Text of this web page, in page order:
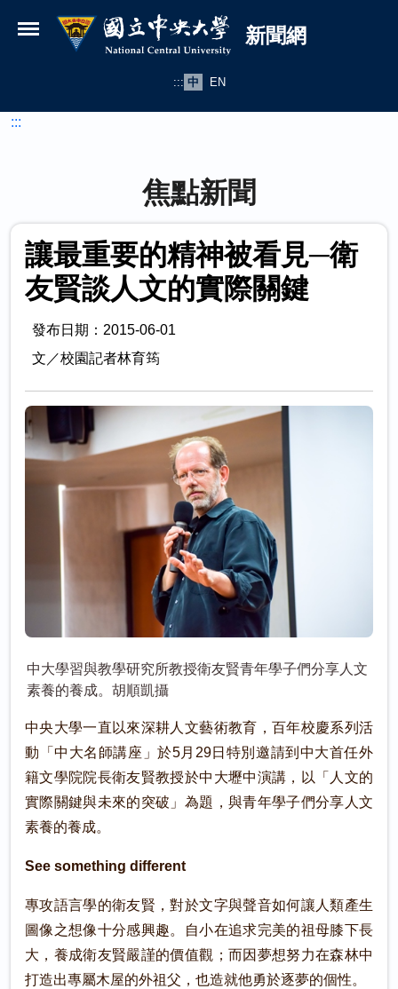
國立中央大學新聞網
新聞網
::: 中 EN
:::
焦點新聞
讓最重要的精神被看見─衛
友賢談人文的實際關鍵
發布日期：2015-06-01
文／校園記者林育筠
中大學習與教學研究所教授衛友賢青年學子們分享人文
素養的養成。胡順凱攝
中央大學一直以來深耕人文藝術教育，百年校慶系列活
動「中大名師講座」於5月29日特別邀請到中大首任外
籍文學院院長衛友賢教授於中大壢中演講，以「人文的
實際關鍵與未來的突破」為題，與青年學子們分享人文
素養的養成。
See something different
專攻語言學的衛友賢，對於文字與聲音如何讓人類產生
圖像之想像十分感興趣。自小在追求完美的祖母膝下長
大，養成衛友賢嚴謹的價值觀；而因夢想努力在森林中
打造出專屬木屋的外祖父，也造就他勇於逐夢的個性。